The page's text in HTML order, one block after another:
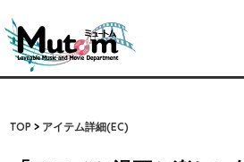
TOP アイテム詳細(EC)